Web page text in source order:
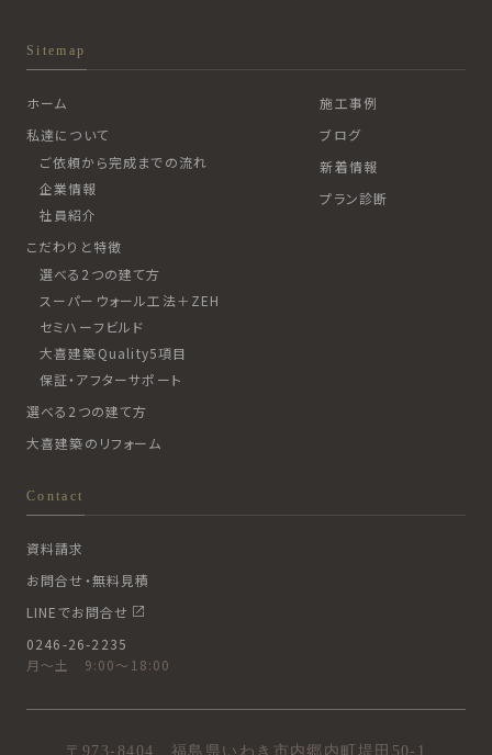
Sitemap
ホーム
私達について
ご依頼から完成までの流れ
企業情報
社員紹介
こだわりと特徴
選べる2つの建て方
スーパーウォール工法＋ZEH
セミハーフビルド
大喜建築Quality5項目
保証・アフターサポート
選べる2つの建て方
大喜建築のリフォーム
施工事例
ブログ
新着情報
プラン診断
Contact
資料請求
お問合せ・無料見積
LINEでお問合せ
0246-26-2235
月〜土 9:00〜18:00
〒973-8404 福島県いわき市内郷内町堤田50-1